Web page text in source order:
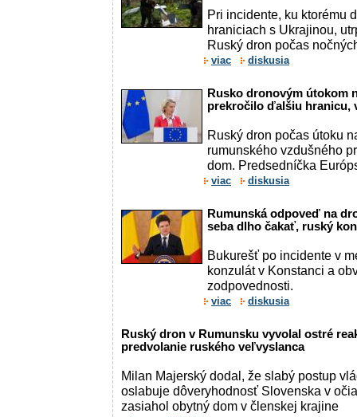
Pri incidente, ku ktorému
hraniciach s Ukrajinou,
Ruský dron počas
viac diskusia
Rusko dronovým útokom
prekročilo ďalšiu hranicu,
Ruský dron počas útoku
rumunského vzdušného
dom. Predsedníčka
viac diskusia
Rumunská odpoveď na
seba dlho čakať, ruský
Bukurešť po incidente v
konzulát v Konstanci a
zodpovednosti.
viac diskusia
Ruský dron v Rumunsku vyvolal ostré
predvolanie ruského veľvyslanca
Milan Majerský dodal, že slabý postup
oslabuje dôveryhodnosť Slovenska v
zasiahol obytný dom v členskej krajine